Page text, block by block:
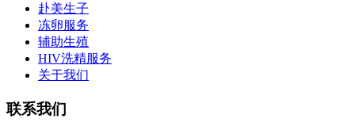
赴美生子
冻卵服务
辅助生殖
HIV洗精服务
关于我们
联系我们